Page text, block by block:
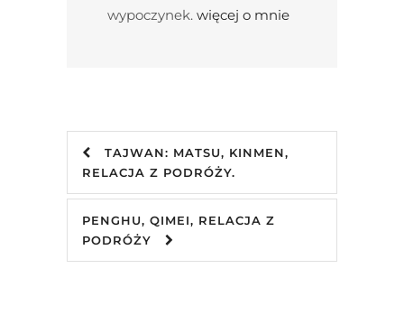
wypoczynek. więcej o mnie
TAJWAN: MATSU, KINMEN,
RELACJA Z PODRÓŻY.
PENGHU, QIMEI, RELACJA Z
PODRÓŻY